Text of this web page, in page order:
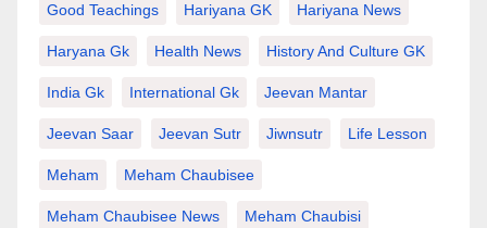
Good Teachings Hariyana GK Hariyana News
Haryana Gk Health News History And Culture GK
India Gk International Gk Jeevan Mantar
Jeevan Saar Jeevan Sutr Jiwnsutr Life Lesson
Meham Meham Chaubisee
Meham Chaubisee News Meham Chaubisi